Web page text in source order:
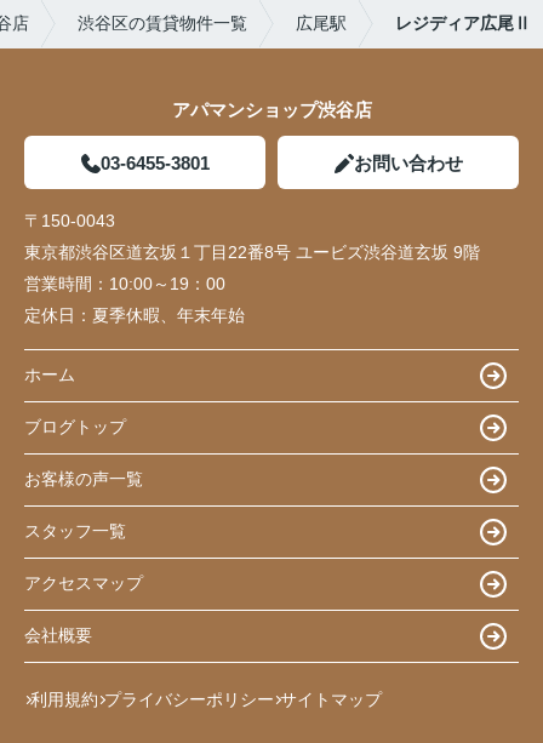
店 渋谷区の賃貸物件一覧 広尾駅 レジディア広尾Ⅱ
アパマンショップ渋谷店
03-6455-3801 お問い合わせ
〒150-0043
東京都渋谷区道玄坂１丁目22番8号 ユービズ渋谷道玄坂 9階
営業時間： 10:00～19：00
定休日： 夏季休暇、年末年始
ホーム
ブログトップ
お客様の声一覧
スタッフ一覧
アクセスマップ
会社概要
利用規約 プライバシーポリシー サイトマップ